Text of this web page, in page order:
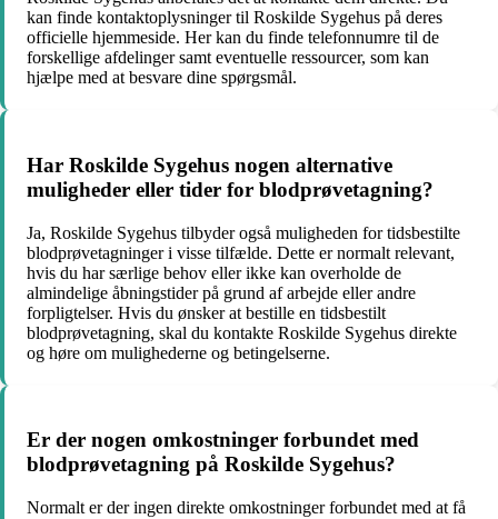
kan finde kontaktoplysninger til Roskilde Sygehus på deres
officielle hjemmeside. Her kan du finde telefonnumre til de
forskellige afdelinger samt eventuelle ressourcer, som kan
hjælpe med at besvare dine spørgsmål.
Har Roskilde Sygehus nogen alternative
muligheder eller tider for blodprøvetagning?
Ja, Roskilde Sygehus tilbyder også muligheden for tidsbestilte
blodprøvetagninger i visse tilfælde. Dette er normalt relevant,
hvis du har særlige behov eller ikke kan overholde de
almindelige åbningstider på grund af arbejde eller andre
forpligtelser. Hvis du ønsker at bestille en tidsbestilt
blodprøvetagning, skal du kontakte Roskilde Sygehus direkte
og høre om mulighederne og betingelserne.
Er der nogen omkostninger forbundet med
blodprøvetagning på Roskilde Sygehus?
Normalt er der ingen direkte omkostninger forbundet med at få